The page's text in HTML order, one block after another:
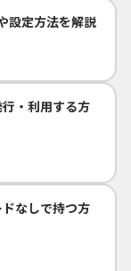
設定方法を解説
・利用する方
なしで持つ方